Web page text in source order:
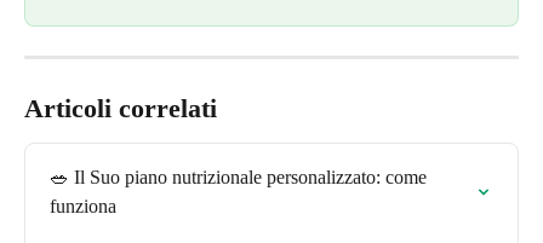
Articoli correlati
🥗 Il Suo piano nutrizionale personalizzato: come
funziona